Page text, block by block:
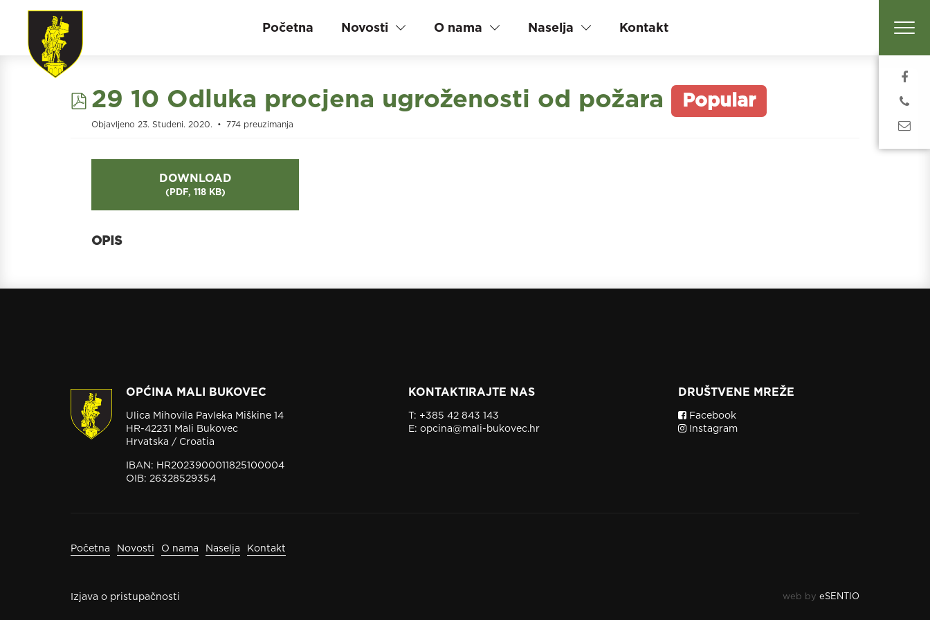
Početna Novosti O nama Naselja Kontakt
pdf
29 10 Odluka procjena ugroženosti od požara Popular
Objavljeno 23. Studeni. 2020. 774 preuzimanja
DOWNLOAD
( PDF, 118 KB)
OPĆINA MALI BUKOVEC
Ulica Mihovila Pavleka Miškine 14
HR-42231 Mali Bukovec
Hrvatska / Croatia
IBAN: HR2023900011825100004
OIB: 26328529354
KONTAKTIRAJTE NAS
T: +385 42 843 143
E: opcina@mali-bukovec.hr
DRUŠTVENE MREŽE
Facebook
Instagram
Početna Novosti O nama Naselja Kontakt
Izjava o pristupačnosti web by eSENTIO